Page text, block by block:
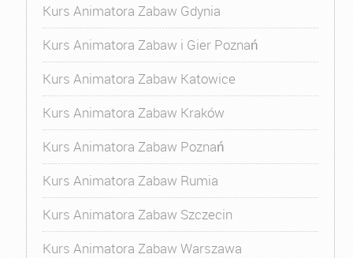
Kurs Animatora Zabaw Gdynia
Kurs Animatora Zabaw i Gier Poznań
Kurs Animatora Zabaw Katowice
Kurs Animatora Zabaw Kraków
Kurs Animatora Zabaw Poznań
Kurs Animatora Zabaw Rumia
Kurs Animatora Zabaw Szczecin
Kurs Animatora Zabaw Warszawa